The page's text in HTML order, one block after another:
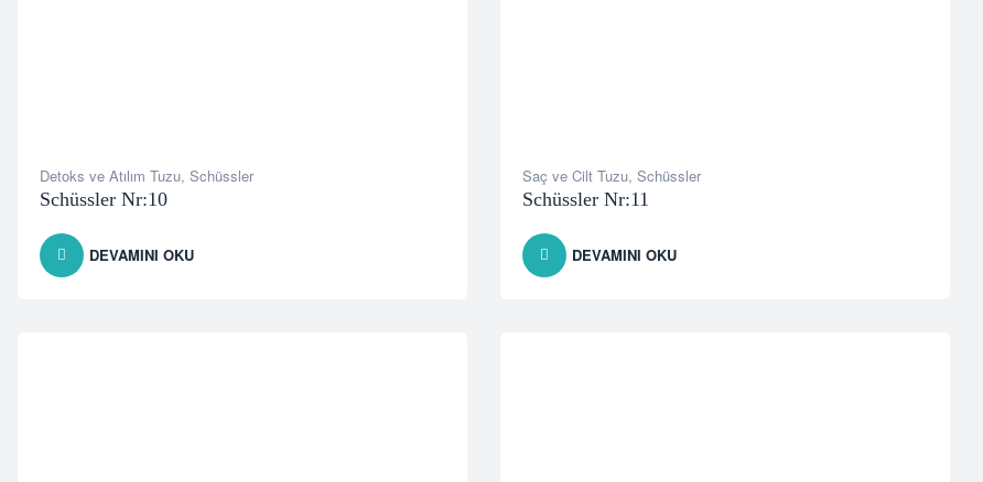
Detoks ve Atılım Tuzu, Schüssler
Schüssler Nr:10
DEVAMINI OKU
Saç ve Cilt Tuzu, Schüssler
Schüssler Nr:11
DEVAMINI OKU